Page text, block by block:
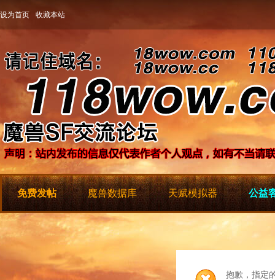
设为首页 收藏本站
免费发帖 魔兽数据库 天赋模拟器 公益
抱歉，指定